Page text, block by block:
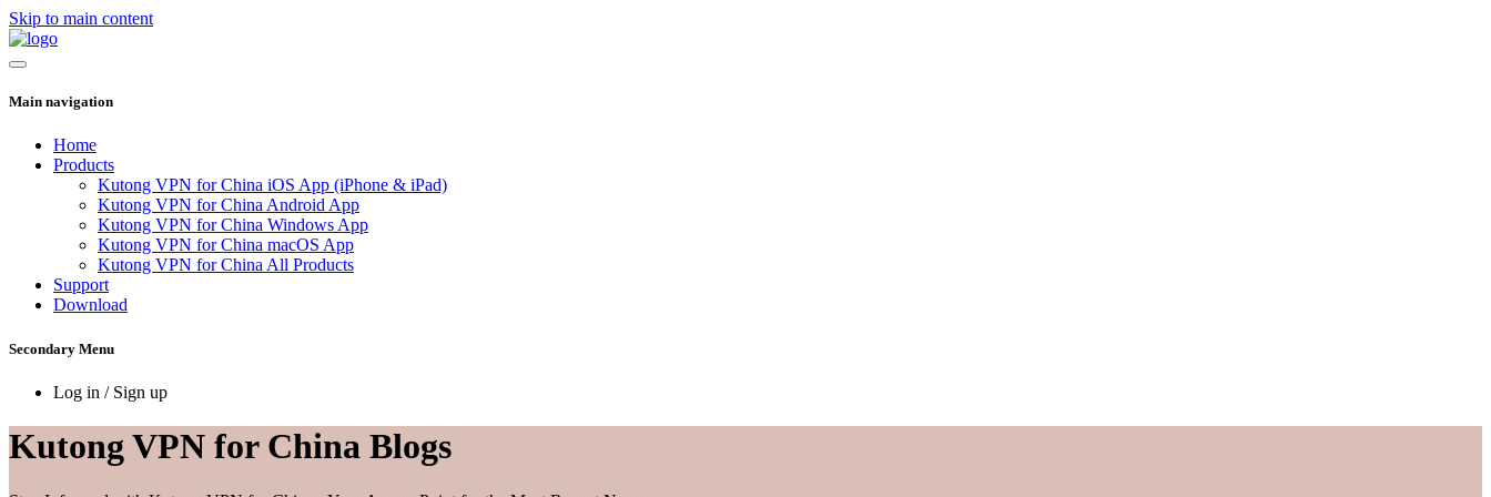
Skip to main content
Main navigation
Home
Products
Kutong VPN for China iOS App (iPhone & iPad)
Kutong VPN for China Android App
Kutong VPN for China Windows App
Kutong VPN for China macOS App
Kutong VPN for China All Products
Support
Download
Secondary Menu
Log in / Sign up
Kutong VPN for China Blogs